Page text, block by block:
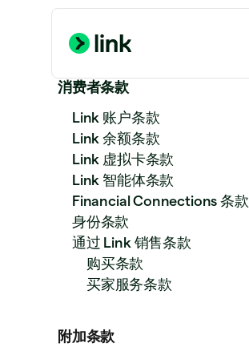
消费者条款
Link 账户条款
Link 余额条款
Link 虚拟卡条款
Link 智能体条款
Financial Connections 条款
身份条款
通过 Link 销售条款
购买条款
买家服务条款
附加条款